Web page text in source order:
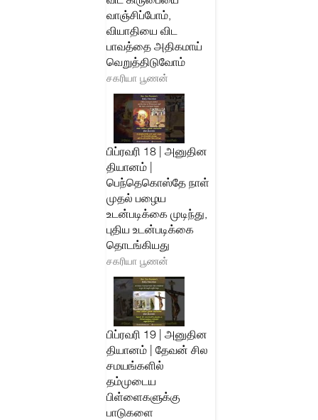
வாஞ்சிப்போம்,
வியாதியை விட
பாவத்தை அதிகமாய்
வெறுத்திடுவோம்
சகரியா பூணன்
பிப்ரவரி 18 | அனுதின
தியானம் |
பெந்தெகொஸ்தே நாள்
முதல் பழைய
உடன்படிக்கை முடிந்து,
புதிய உடன்படிக்கை
தொடங்கியது
சகரியா பூணன்
பிப்ரவரி 19 | அனுதின
தியானம் | தேவன் சில
சமயங்களில்
தம்முடைய
பிள்ளைகளுக்கு
பாடுகளை